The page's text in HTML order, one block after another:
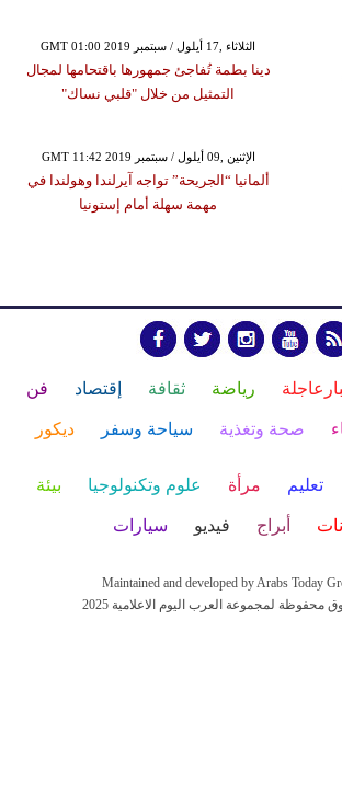
GMT 01:00 2019 الثلاثاء ,17 أيلول / سبتمبر
دينا بطمة تُفاجئ جمهورها باقتحامها لمجال
التمثيل من خلال "قلبي نساك"
GMT 11:42 2019 الإثنين ,09 أيلول / سبتمبر
ألمانيا “الجريحة” تواجه آيرلندا وهولندا في
مهمة سهلة أمام إستونيا
رياضة ثقافة إقتصاد فن
صحة وتغذية سياحة وسفر ديكور
تعليم مرأة علوم وتكنولوجيا بيئة
أبراج فيديو سيارات
Maintained and developed by Arabs Today